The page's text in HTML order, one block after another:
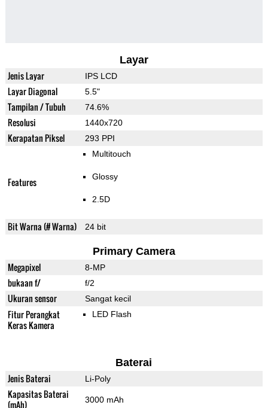
Layar
Jenis Layar IPS LCD
Layar Diagonal 5.5"
Tampilan / Tubuh 74.6%
Resolusi 1440x720
Kerapatan Piksel 293 PPI
Features
Multitouch
Glossy
2.5D
Bit Warna (# Warna) 24 bit
Primary Camera
Megapixel 8-MP
bukaan f/ f/2
Ukuran sensor Sangat kecil
Fitur Perangkat
Keras Kamera
LED Flash
Baterai
Jenis Baterai Li-Poly
Kapasitas Baterai
(mAh)
3000 mAh